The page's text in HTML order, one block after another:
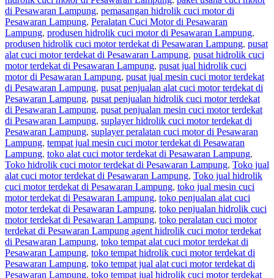
di Pesawaran Lampung, pemasangan hidrolik cuci motor di
Pesawaran Lampung, Peralatan Cuci Motor di Pesawaran
Lampung, produsen hidrolik cuci motor di Pesawaran Lampung,
produsen hidrolik cuci motor terdekat di Pesawaran Lampung, pusat
alat cuci motor terdekat di Pesawaran Lampung, pusat hidrolik cuci
motor terdekat di Pesawaran Lampung, pusat jual hidrolik cuci
motor di Pesawaran Lampung, pusat jual mesin cuci motor terdekat
di Pesawaran Lampung, pusat penjualan alat cuci motor terdekat di
Pesawaran Lampung, pusat penjualan hidrolik cuci motor terdekat
di Pesawaran Lampung, pusat penjualan mesin cuci motor terdekat
di Pesawaran Lampung, suplayer hidrolik cuci motor terdekat di
Pesawaran Lampung, suplayer peralatan cuci motor di Pesawaran
Lampung, tempat jual mesin cuci motor terdekat di Pesawaran
Lampung, toko alat cuci motor terdekat di Pesawaran Lampung,
Toko hidrolik cuci motor terdekat di Pesawaran Lampung, Toko jual
alat cuci motor terdekat di Pesawaran Lampung, Toko jual hidrolik
cuci motor terdekat di Pesawaran Lampung, toko jual mesin cuci
motor terdekat di Pesawaran Lampung, toko penjualan alat cuci
motor terdekat di Pesawaran Lampung, toko penjualan hidrolik cuci
motor terdekat di Pesawaran Lampung, toko peralatan cuci motor
terdekat di Pesawaran Lampung agent hidrolik cuci motor terdekat
di Pesawaran Lampung, toko tempat alat cuci motor terdekat di
Pesawaran Lampung, toko tempat hidrolik cuci motor terdekat di
Pesawaran Lampung, toko tempat jual alat cuci motor terdekat di
Pesawaran Lampung, toko tempat jual hidrolik cuci motor terdekat